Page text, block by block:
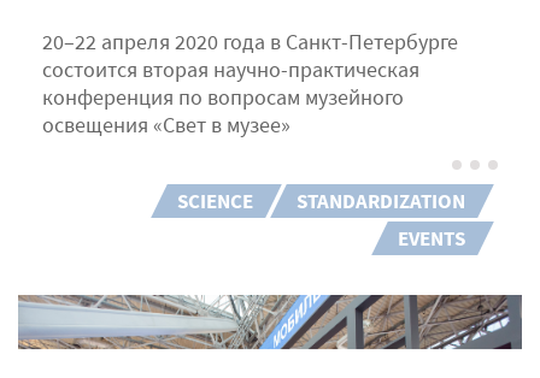
20–22 апреля 2020 года в Санкт-Петербурге
состоится вторая научно-практическая
конференция по вопросам музейного
освещения «Свет в музее»
SCIENCE
STANDARDIZATION
EVENTS